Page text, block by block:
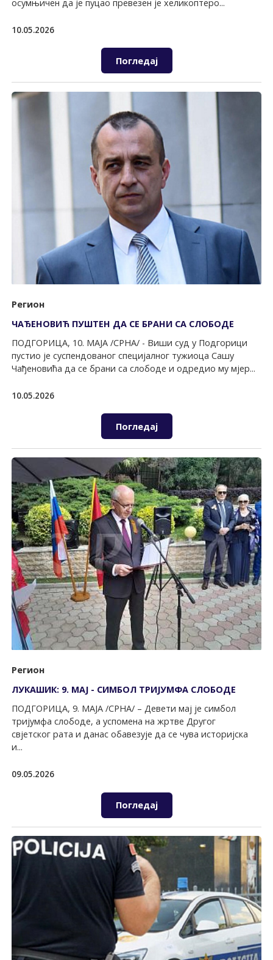
осумњичен да је пуцао превезен је хеликоптеро...
10.05.2026
Погледај
Регион
ЧАЂЕНОВИЋ ПУШТЕН ДА СЕ БРАНИ СА СЛОБОДЕ
ПОДГОРИЦА, 10. МАЈА /СРНА/ - Виши суд у Подгорици
пустио је суспендованог специјалног тужиоца Сашу
Чађеновића да се брани са слободе и одредио му мјер...
10.05.2026
Погледај
Регион
ЛУКАШИК: 9. МАЈ - СИМБОЛ ТРИЈУМФА СЛОБОДЕ
ПОДГОРИЦА, 9. МАЈА /СРНА/ – Девети мај је симбол
тријумфа слободе, а успомена на жртве Другог
свјетског рата и данас обавезује да се чува историјска
и...
09.05.2026
Погледај